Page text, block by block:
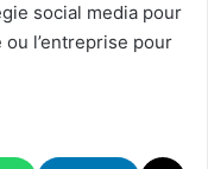
social media pour
l’entreprise pour